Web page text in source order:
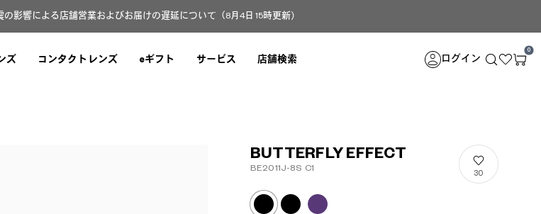
影響による店舗営業およびお届けの遅延について（8月4日 15時更新）
ズ コンタクトレンズ eギフト サービス 店舗検索 ログイン
0
BUTTERFLY EFFECT
BE2011J-8S C1
30